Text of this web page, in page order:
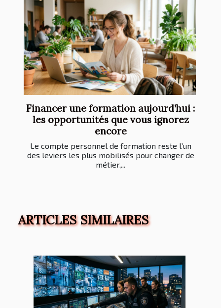
Financer une formation aujourd’hui :
les opportunités que vous ignorez
encore
Le compte personnel de formation reste l’un
des leviers les plus mobilisés pour changer de
métier,...
ARTICLES SIMILAIRES